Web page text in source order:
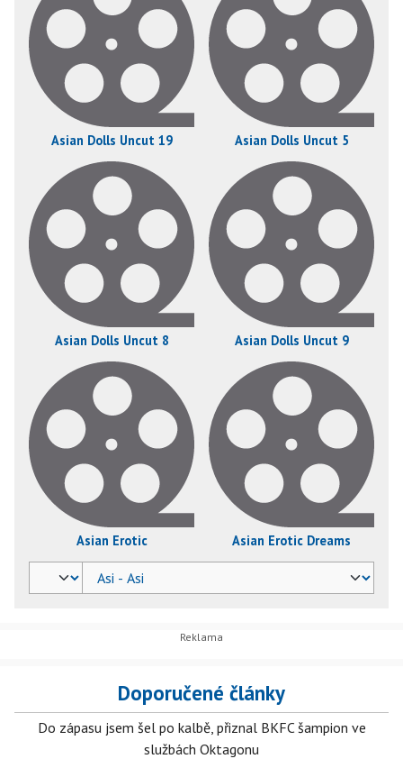
Asian Dolls Uncut 19 Asian Dolls Uncut 5
Asian Dolls Uncut 8 Asian Dolls Uncut 9
Asian Erotic Asian Erotic Dreams
Doporučené články
Do zápasu jsem šel po kalbě, přiznal BKFC šampion ve
službách Oktagonu